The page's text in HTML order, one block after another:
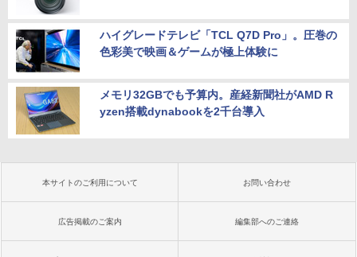
ハイグレードテレビ「TCL Q7D Pro」。圧巻の
色彩美で映画＆ゲームが極上体験に
メモリ32GBでも予算内。産経新聞社がAMD R
yzen搭載dynabookを2千台導入
本サイトのご利用について お問い合わせ
広告掲載のご案内 編集部へのご連絡